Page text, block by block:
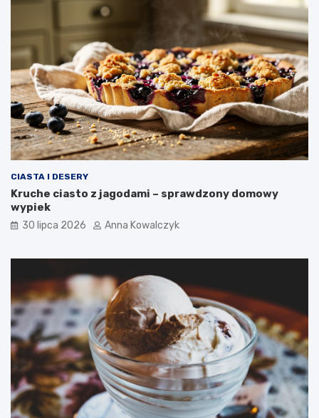
CIASTA I DESERY
Kruche ciasto z jagodami – sprawdzony domowy
wypiek
30 lipca 2026 Anna Kowalczyk